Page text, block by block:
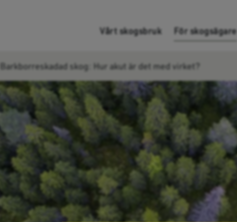
Vårt skogsbruk För skogsägare
Barkborreskadad skog: Hur akut är det med virket?